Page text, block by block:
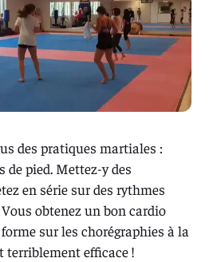
des pratiques martiales :
de pied. Mettez-y des
en série sur des rythmes
obtenez un bon cardio
sur les chorégraphies à la
terriblement efficace !